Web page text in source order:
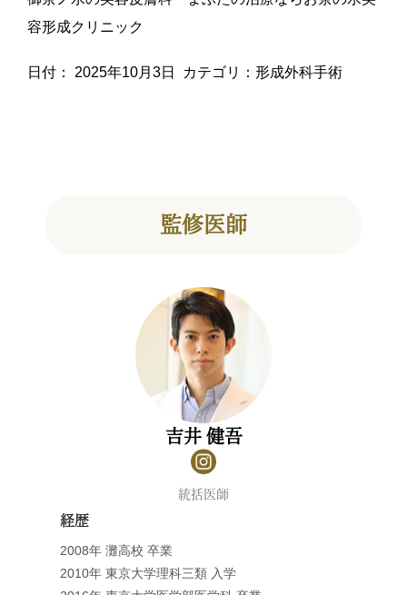
容形成クリニック
日付： 2025年10月3日 カテゴリ： 形成外科手術
監修医師
吉井 健吾
統括医師
経歴
2008年 灘高校 卒業
2010年 東京大学理科三類 入学